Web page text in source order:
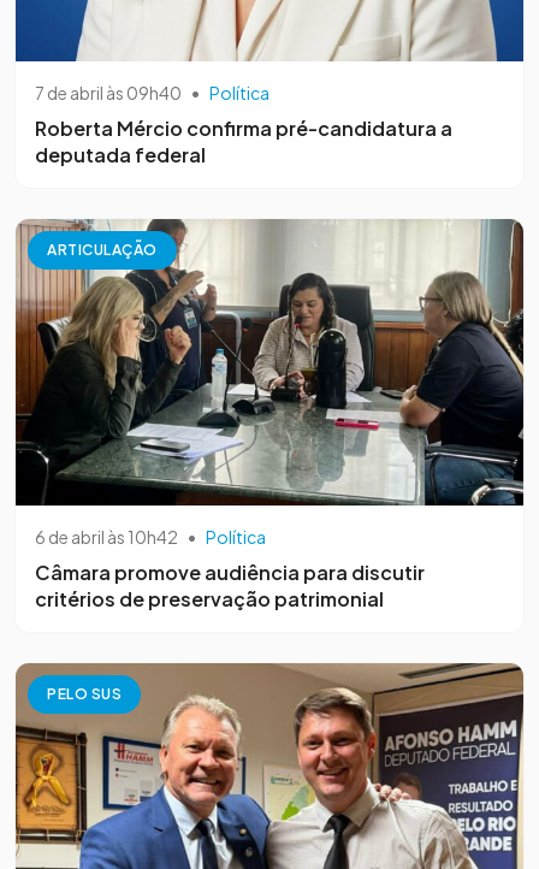
7 de abril às 09h40 • Política
Roberta Mércio confirma pré-candidatura a
deputada federal
ARTICULAÇÃO
6 de abril às 10h42 • Política
Câmara promove audiência para discutir
critérios de preservação patrimonial
PELO SUS